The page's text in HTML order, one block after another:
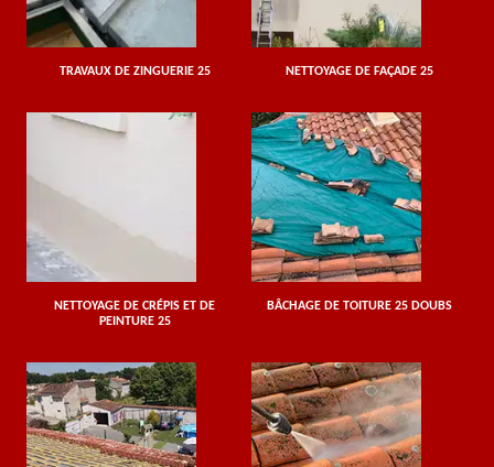
TRAVAUX DE ZINGUERIE 25 NETTOYAGE DE FAÇADE 25
NETTOYAGE DE CRÉPIS ET DE
PEINTURE 25
BÂCHAGE DE TOITURE 25 DOUBS